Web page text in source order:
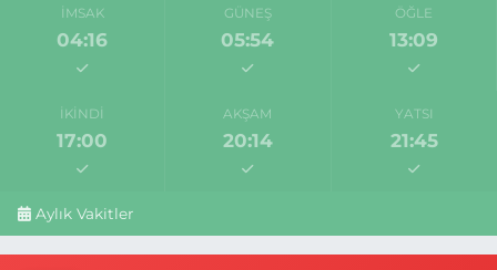
İMSAK
04:16
GÜNEŞ
05:54
ÖĞLE
13:09
İKINDI
17:00
AKŞAM
20:14
YATSI
21:45
Aylık Vakitler